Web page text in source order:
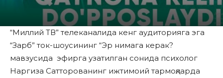
“Миллий ТВ” телеканалида кенг аудиторияга эга
“Зарб” ток-шоусининг “Эр нимага керак?
мавзусида эфирга узатилган сонида психолог
Наргиза Сатторованинг ижтимоий тармоқларда